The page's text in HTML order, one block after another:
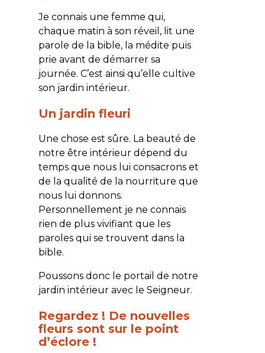
Je connais une femme qui,
chaque matin à son réveil, lit une
parole de la bible, la médite puis
prie avant de démarrer sa
journée. C’est ainsi qu’elle cultive
son jardin intérieur.
Un jardin fleuri
Une chose est sûre. La beauté de
notre être intérieur dépend du
temps que nous lui consacrons et
de la qualité de la nourriture que
nous lui donnons.
Personnellement je ne connais
rien de plus vivifiant que les
paroles qui se trouvent dans la
bible.
Poussons donc le portail de notre
jardin intérieur avecle Seigneur.
Regardez ! De nouvelles
fleurs sont sur le point
d’éclore !